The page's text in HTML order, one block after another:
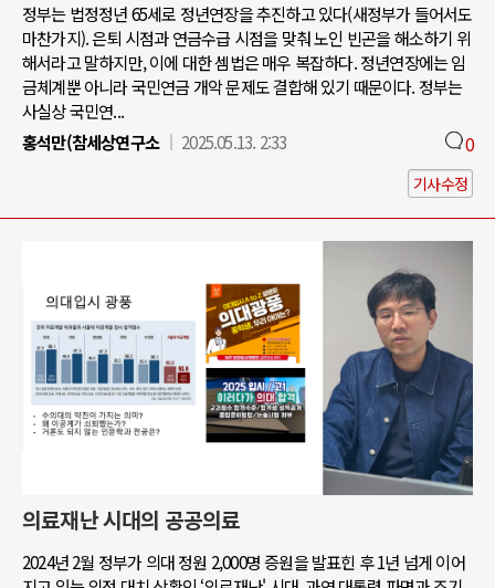
정부는 법정정년 65세로 정년연장을 추진하고 있다(새정부가 들어서도
마찬가지). 은퇴 시점과 연금수급 시점을 맞춰 노인 빈곤을 해소하기 위
해서라고 말하지만, 이에 대한 셈법은 매우 복잡하다. 정년연장에는 임
금체계뿐 아니라 국민연금 개악 문제도 결합해 있기 때문이다. 정부는
사실상 국민연...
홍석만(참세상연구소
2025.05.13. 2:33 0
기사수정
의료재난 시대의 공공의료
2024년 2월 정부가 의대 정원 2,000명 증원을 발표힌 후 1년 넘게 이어